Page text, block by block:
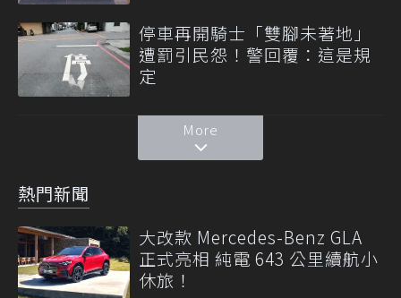
停車再開騎士「雙腳未著地」
遭罰引民怨！警回覆：這是規
定
More
熱門新聞
大改款 Mercedes-Benz GLA
正式亮相 純電 643 公里續航小
休旅！